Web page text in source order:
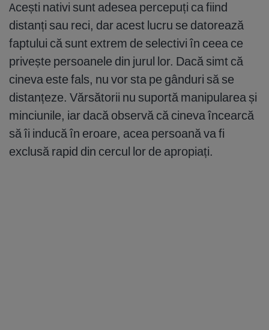
Acești nativi sunt adesea percepuți ca fiind
distanți sau reci, dar acest lucru se datorează
faptului că sunt extrem de selectivi în ceea ce
privește persoanele din jurul lor. Dacă simt că
cineva este fals, nu vor sta pe gânduri să se
distanțeze. Vărsătorii nu suportă manipularea și
minciunile, iar dacă observă că cineva încearcă
să îi inducă în eroare, acea persoană va fi
exclusă rapid din cercul lor de apropiați.